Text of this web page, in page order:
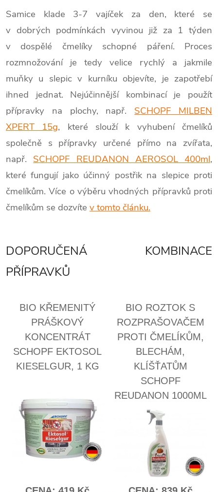
Samice klade 3-7 vajíček za den, které se
v dobrých podmínkách vyvinou již za 1 týden
v dospělé čmelíky schopné páření. Proces
rozmnožování je tedy velice rychlý a jakmile
muňky u slepic v kurníku objevíte, je zapotřebí
ihned jednat. Nejúčinnější kombinací je použít
přípravky na plochy, např.SCHOPFMILBEN
XPERT 15g, které slouží k vyhubení čmelíků
společně s přípravky určené přímo na zvířata,
např.SCHOPF REUDANON AEROSOL 400ml,
které fungují jako účinný postřik na slepice proti
čmelíkům. Více o výběru vhodných přípravků proti
čmelíkům se dozvíte v tomto článku.
DOPORUČENÁ KOMBINACE
PŘÍPRAVKŮ